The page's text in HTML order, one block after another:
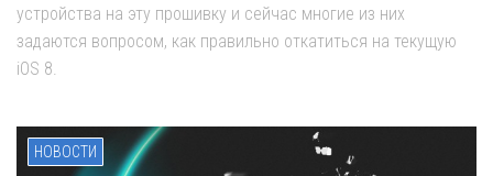
устройства на эту прошивку и сейчас многие из них
задаются вопросом, как правильно откатиться на текущую
iOS 8.
НОВОСТИ